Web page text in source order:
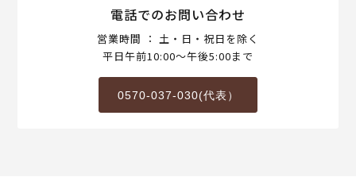
電話でのお問い合わせ
営業時間 ： 土・日・祝日を除く
平日午前10:00～午後5:00まで
0570-037-030(代表）